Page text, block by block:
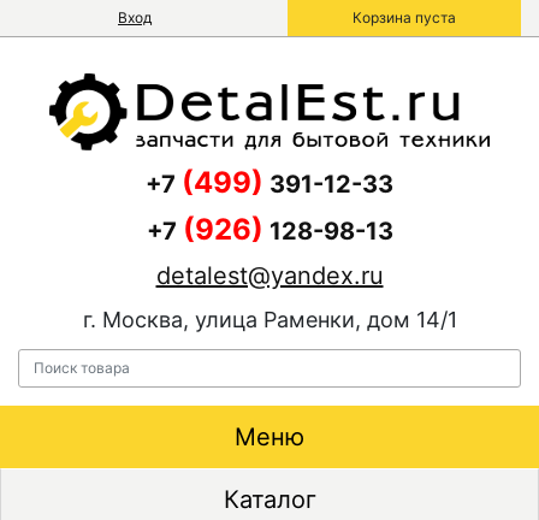
Вход Корзина пуста
+7 (499) 391-12-33
+7 (926) 128-98-13
detalest@yandex.ru
г. Москва, улица Раменки, дом 14/1
Меню
Каталог